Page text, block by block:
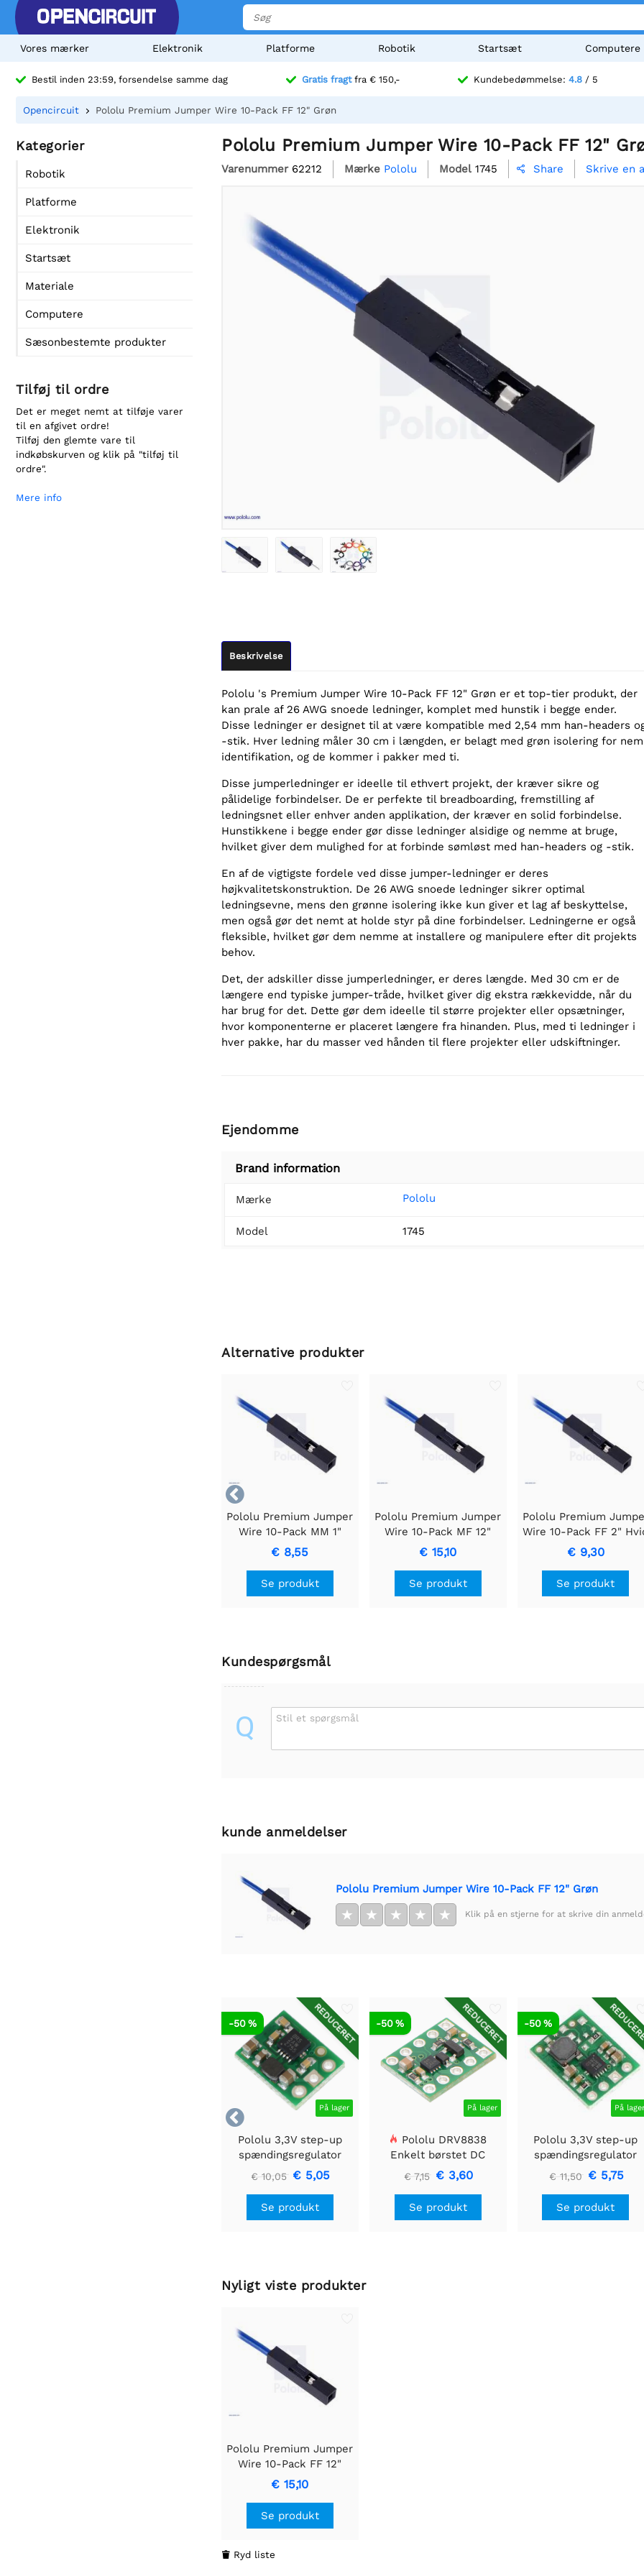
Vores mærker Elektronik Platforme Robotik Startsæt Computere
Bestil inden 23:59, forsendelse samme dag Gratis fragtfra € 150,- Kundebedømmelse: 4.8 / 5
Opencircuit Pololu Premium Jumper Wire 10-Pack FF 12" Grøn
Kategorier
Robotik
Platforme
Elektronik
Startsæt
Materiale
Computere
Sæsonbestemte produkter
Tilføj til ordre
Det er meget nemt at tilføje varer
til en afgivet ordre!
Tilføj den glemte vare til
indkøbskurven og klik på "tilføj til
ordre".
Mere info
Pololu Premium Jumper Wire 10-Pack FF 12"
Varenummer 62212 Mærke Pololu Model 1745  Share Skrive en
Beskrivelse
Pololu 's Premium Jumper Wire 10-Pack FF 12" Grøn er et top-tier produkt, der
kan prale af 26 AWG snoede ledninger, komplet med hunstik i begge ender.
Disse ledninger er designet til at være kompatible med 2,54 mm han-headers
-stik. Hver ledning måler 30 cm i længden, er belagt med grøn isolering for nem
identifikation, og de kommer i pakker med ti.
Disse jumperledninger er ideelle til ethvert projekt, der kræver sikre og
pålidelige forbindelser. De er perfekte til breadboarding, fremstilling af
ledningsnet eller enhver anden applikation, der kræver en solid forbindelse.
Hunstikkene i begge ender gør disse ledninger alsidige og nemme at bruge,
hvilket giver dem mulighed for at forbinde sømløst med han-headers og -stik.
En af de vigtigste fordele ved disse jumper-ledninger er deres
højkvalitetskonstruktion. De 26 AWG snoede ledninger sikrer optimal
ledningsevne, mens den grønne isolering ikke kun giver et lag af beskyttelse,
men også gør det nemt at holde styr på dine forbindelser. Ledningerne er også
fleksible, hvilket gør dem nemme at installere og manipulere efter dit projekts
behov.
Det, der adskiller disse jumperledninger, er deres længde. Med 30 cm er de
længere end typiske jumper-tråde, hvilket giver dig ekstra rækkevidde, når du
har brug for det. Dette gør dem ideelle til større projekter eller opsætninger,
hvor komponenterne er placeret længere fra hinanden. Plus, med ti ledninger i
hver pakke, har du masser ved hånden til flere projekter eller udskiftninger.
Ejendomme
Brand information
Mærke Pololu
Model 1745
Alternative produkter

Pololu Premium Jumper
Wire 10-Pack MM 1"
Sort
€ 8,55
Se produkt
Pololu Premium Jumper
Wire 10-Pack MF 12"
Lilla
€ 15,10
Se produkt
Pololu Premium
Wire 10-Pack FF 2"
€ 9,30
Se produkt
Kundespørgsmål
Q Stil et spørgsmål
kunde anmeldelser
Pololu Premium Jumper Wire 10-Pack FF 12" Grøn
★ ★ ★ ★ ★ Klik på en stjerne for at skrive din

REDUCERET
På lager
-50 %
Pololu 3,3V step-up
spændingsregulator
U1V10F3
€ 10,05 € 5,05
Se produkt
REDUCERET
På lager
-50 %
Pololu DRV8838
Enkelt børstet DC
Motor Driver Holder
€ 7,15 € 3,60
Se produkt
På
-50 %
Pololu 3,3V step-up
spændingsregulator
U1V11F3
€ 11,50 € 5,75
Se produkt
Nyligt viste produkter
Pololu Premium Jumper
Wire 10-Pack FF 12"
Grøn
€ 15,10
Se produkt
 Ryd liste